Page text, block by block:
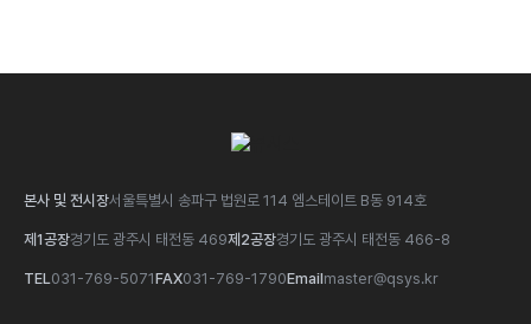
본사 및 전시장서울특별시 송파구 법원로 114 엠스테이트 B동 914호
제1공장경기도 광주시 태전동 469제2공장경기도 광주시 태전동 466-8
TEL031-769-5071FAX031-769-1790Emailmaster@qsys.kr